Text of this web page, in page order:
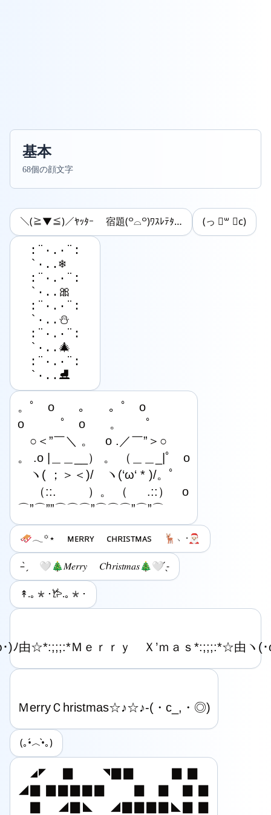
基本
68個の顔文字
＼(≧▼≦)／ﾔｯﾀｰ 宿題(꒪⌓꒪)ﾜｽﾚﾃﾀ… (っ ॑꒳ ॑c)
:¨·.·¨:
`·..❄️
:¨·.·¨:
`·..🎀
:¨·.·¨:
`·..⛄️
:¨·.·¨:
`·..🎄
:¨·.·¨:
`·..⛸️
。ﾟ　o　　｡　　。ﾟ　o
o　　　ﾟ　o　　。　　ﾟ
○＜”￣＼ 。　o .／￣”＞○
。 .o |＿＿__） 。 （＿＿_|ﾟ　o
ヽ( ；＞＜)/　ヽ(‘ω‘ * )/。ﾟ
（::. 　　 ）。 （ 　 .::）　o
⌒”⌒””⌒⌒⌒”⌒⌒⌒”⌒”⌒
🛷𓂃꙳⋆ ᴍᴇʀʀʏ ᴄʜʀɪsᴛᴍᴀs 🦌﹆·🎅🏻
– ̗̀ 🤍🎄𝑀𝑒𝑟𝑟𝑦 𝐶ℎ𝑟𝑖𝑠𝑡𝑚𝑎𝑠🎄🤍 ̖́-
↟.｡*･𐂂.｡*･
(｡•́︿•̀｡)
 ︎︎◢◤　 ▉　　 ◥▉▉　　　▉ ▉
◢▉ ▉▉▉▉▉　 　▉　▉　▉ ▉
▉　 ◢▉◣　 ◢▉▉▉▉◣▉ ▉